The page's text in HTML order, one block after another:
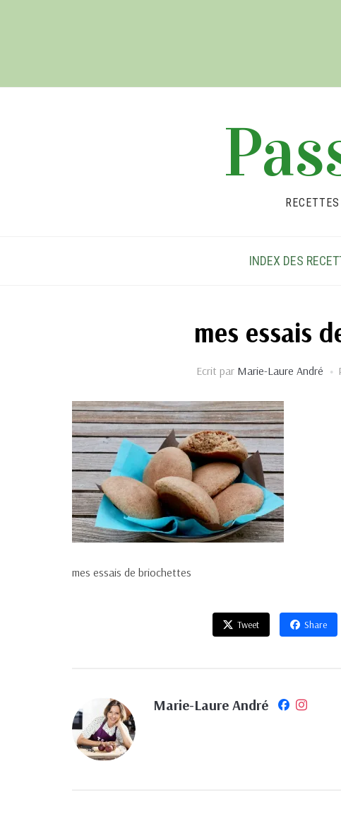
INDEX DES
mes essais
Ecrit par Marie-Laure André
mes essais de briochettes
Tweet Share
Marie-Laure André